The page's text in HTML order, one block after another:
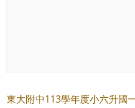
東大附中113學年度小六升國